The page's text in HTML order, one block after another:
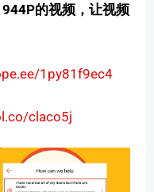
的视频，让视频
1py81f9ec4
claco5j